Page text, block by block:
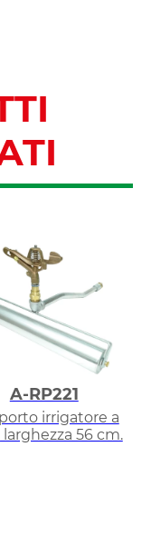
A-RP221
irrigatore a
larghezza 56 cm.